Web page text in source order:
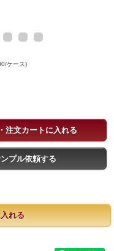
ケース)
注文カートに入れる
プル依頼する
れる